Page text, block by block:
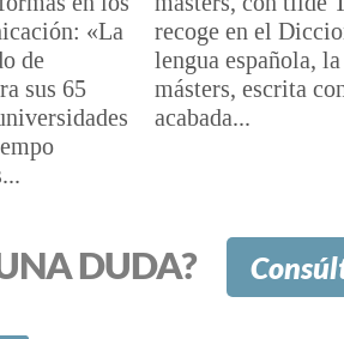
«La
de
sus 65
recoge en el
lengua española,
másters, escrita
acabada...
DUDA?